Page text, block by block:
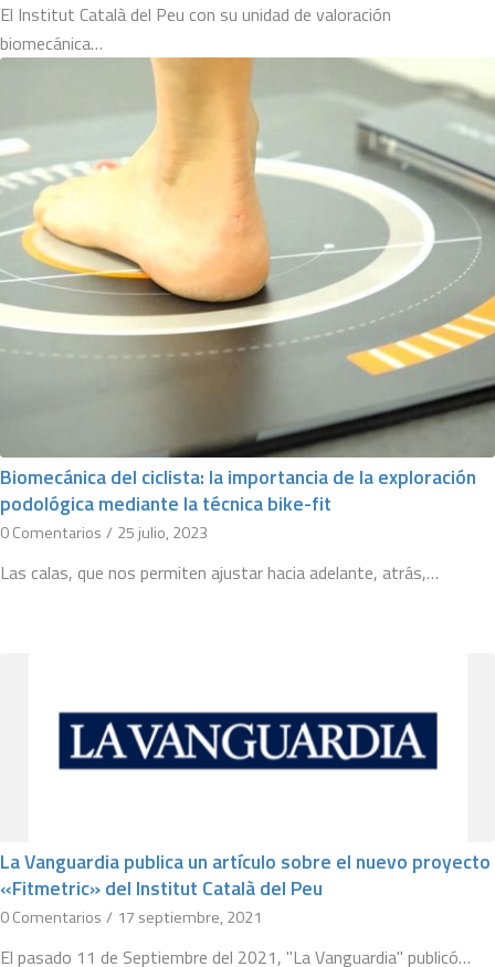
El Institut Català del Peu con su unidad de valoración
biomecánica…
Biomecánica del ciclista: la importancia de la exploración
podológica mediante la técnica bike-fit
0 Comentarios / 25 julio, 2023
Las calas, que nos permiten ajustar hacia adelante, atrás,…
La Vanguardia publica un artículo sobre el nuevo proyecto
«Fitmetric» del Institut Català del Peu
0 Comentarios / 17 septiembre, 2021
El pasado 11 de Septiembre del 2021, "La Vanguardia" publicó…